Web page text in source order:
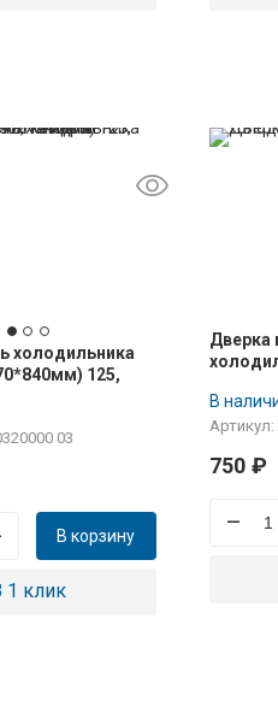
холодильника
125,
камеры
03
В корзину
1 клик
Дверка
В
Артикул:
750 ₽
–